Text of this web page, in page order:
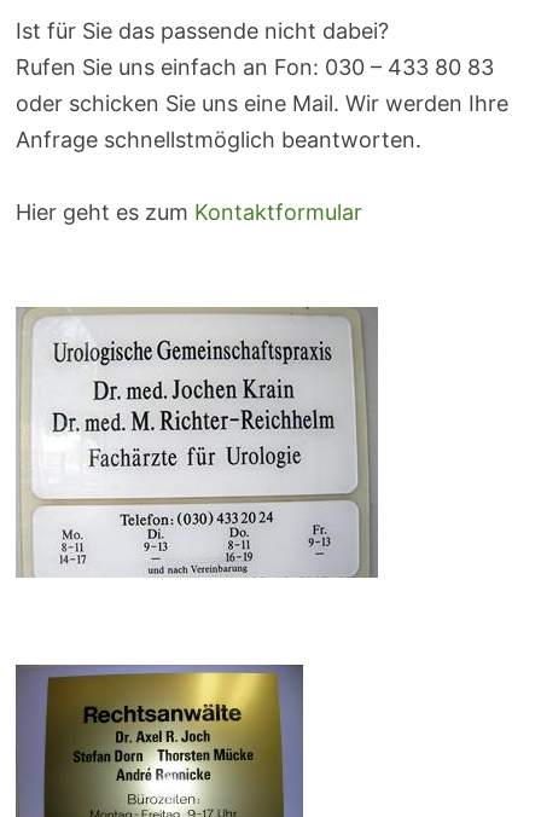
Ist für Sie das passende nicht dabei?
Rufen Sie uns einfach an Fon: 030 – 433 80 83
oder schicken Sie uns eine Mail. Wir werden Ihre
Anfrage schnellstmöglich beantworten.
Hier geht es zum Kontaktformular